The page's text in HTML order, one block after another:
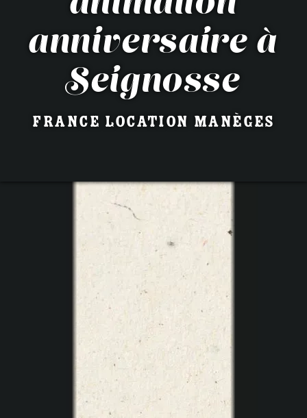
anniversaire à
Seignosse
France Location Manèges